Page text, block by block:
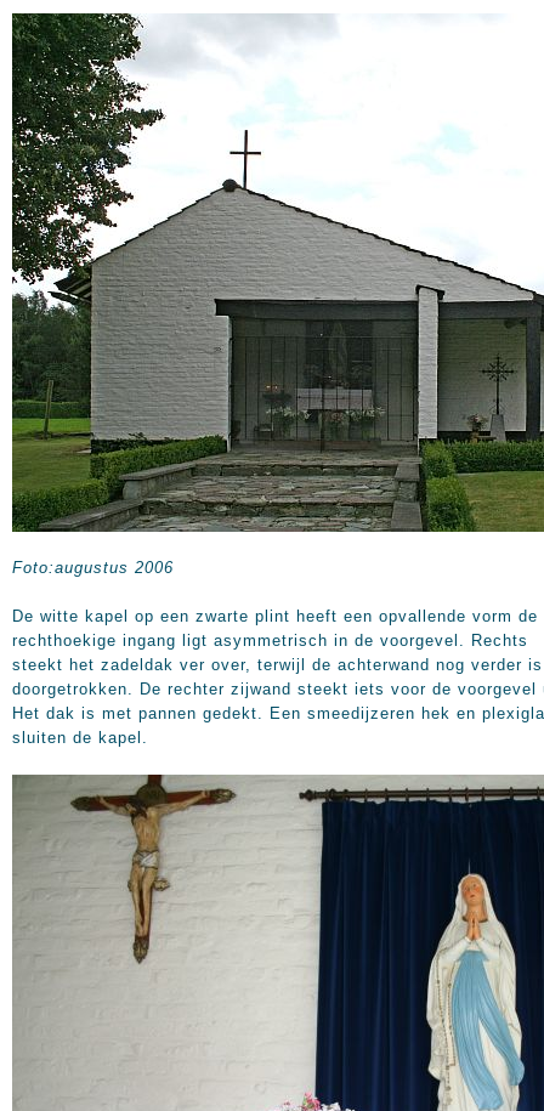
Foto:augustus 2006
De witte kapel op een zwarte plint heeft een opvallende vorm de
rechthoekige ingang ligt asymmetrisch in de voorgevel. Rechts
steekt het zadeldak ver over, terwijl de achterwand nog verder is
doorgetrokken. De rechter zijwand steekt iets voor de voorgevel
Het dak is met pannen gedekt. Een smeedijzeren hek en
sluiten de kapel.